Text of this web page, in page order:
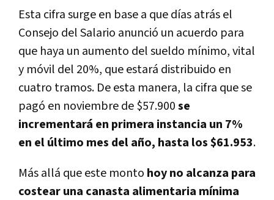
Esta cifra surge en base a que días atrás el
Consejo del Salario anunció un acuerdo para
que haya un aumento del sueldo mínimo, vital
y móvil del 20%, que estará distribuido en
cuatro tramos. De esta manera, la cifra que se
pagó en noviembre de $57.900se
incrementará en primera instancia un 7%
en el último mes del año, hasta los $61.953.
Más allá que este monto hoy no alcanza para
costear una canasta alimentaria mínima